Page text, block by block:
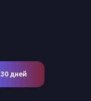
30 дней